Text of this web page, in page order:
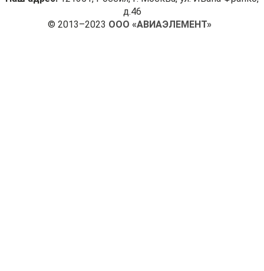
д.46
© 2013–2023 ООО «АВИАЭЛЕМЕНТ»